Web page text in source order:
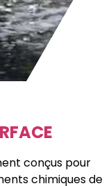
conçus pour
chimiques de